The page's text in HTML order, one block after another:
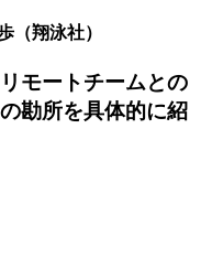
（翔泳社）
モートチームとの
勘所を具体的に紹